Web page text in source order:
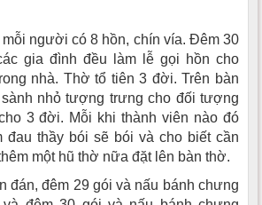
mỗi người có 8 hồn, chín vía. Ðêm 30
gia đình đều làm lễ gọi hồn cho
nhà. Thờ tổ tiên 3 đời. Trên bàn
nhỏ tượng trưng cho đối tượng
3 đời. Mỗi khi thành viên nào đó
đau thầy bói sẽ bói và cho biết cần
một hũ thờ nữa đặt lên bàn thờ.
đán, đêm 29 gói và nấu bánh chưng